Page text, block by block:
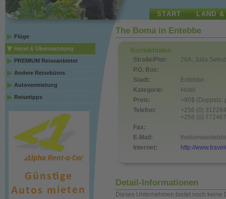
START LAND
Flüge
Hotel & Übernachtung
PREMIUM Reiseanbieter
Andere Reisebüros
Autovermietung
Reisetipps
The Boma in Entebbe
Kontaktdaten
Straße/Plot:
20A, Julia
P.O. Box:
Stadt:
Entebbe
Kategorie:
Hotel
Preis:
>90$ (Doppelz.
Telefon:
+256 (0)
+256 (0)
Fax:
E-Mail:
Internet:
http://
Detail-Informationen
Dieses Unternehmen bietet noch